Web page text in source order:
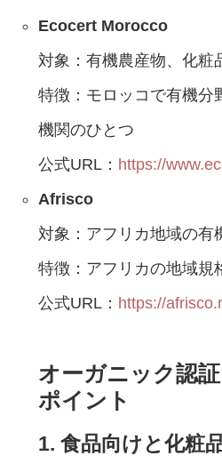
Ecocert Morocco
対象：有機農産物、化粧
特徴：モロッコで有機分
機関のひとつ
公式URL： https://
Afrisco
対象：アフリカ地域の有
特徴：アフリカの地域規
公式URL： https://
オーガニック認
ポイント
1. 食品向けと化粧